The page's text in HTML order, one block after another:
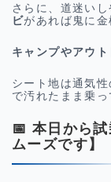
さらに、道迷い
ビがあれば鬼に金
キャンプやアウ
シート地は通気
で汚れたまま乗っ
📅 本日から試
ムーズです】